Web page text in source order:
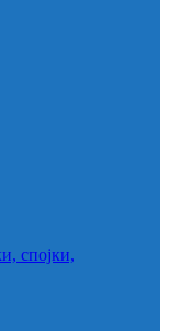
спојки,